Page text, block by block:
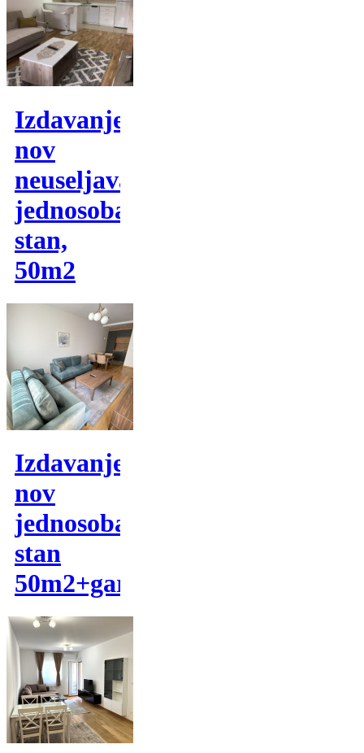
Izdavanje,
nov
neuseljavan,
jednosoban
stan,
50m2
Izdavanje,
nov
jednosoban
stan
50m2+garaza